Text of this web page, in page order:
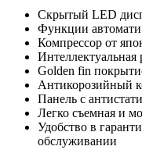
Скрытый LED
Функции
Компрессор от
Интеллектуальная
Golden fin
Антикорозийный
Панель с
Легко съемная и
Удобство в
обслуживании